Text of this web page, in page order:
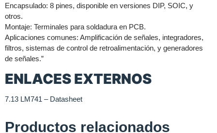
Encapsulado: 8 pines, disponible en versiones DIP, SOIC, y
otros.
Montaje: Terminales para soldadura en PCB.
Aplicaciones comunes: Amplificación de señales, integradores,
filtros, sistemas de control de retroalimentación, y generadores
de señales.”
ENLACES EXTERNOS
7.13 LM741 – Datasheet
Productos relacionados